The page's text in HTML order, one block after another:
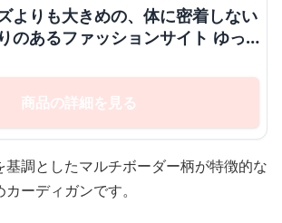
よりも大きめの、体に密着しない
のあるファッションサイト ゆっ
ダーカーディガン
商品の詳細を見る
基調としたマルチボーダー柄が特徴的な
ーディガンです。